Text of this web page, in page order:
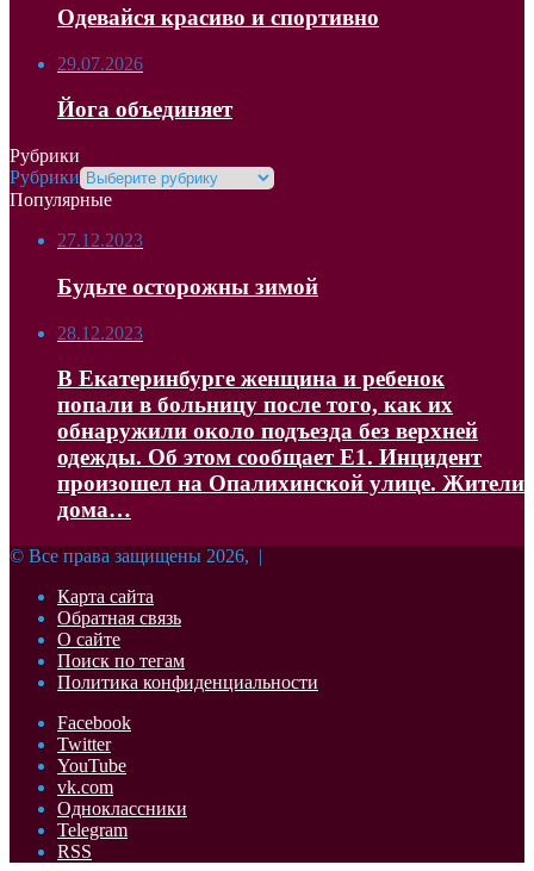
Одевайся красиво и спортивно
29.07.2026
Йога объединяет
Рубрики
Рубрики
Популярные
27.12.2023
Будьте осторожны зимой
28.12.2023
В Екатеринбурге женщина и ребенок
попали в больницу после того, как их
обнаружили около подъезда без верхней
одежды. Об этом сообщает Е1. Инцидент
произошел на Опалихинской улице. Жители
дома…
© Все права защищены 2026, |
Карта сайта
Обратная связь
О сайте
Поиск по тегам
Политика конфиденциальности
Facebook
Twitter
YouTube
vk.com
Одноклассники
Telegram
RSS